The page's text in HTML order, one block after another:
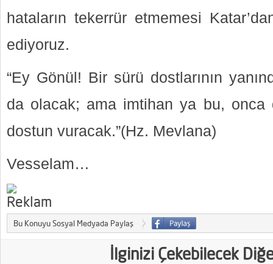
hataların tekerrür etmemesi
ediyoruz.
“Ey Gönül! Bir sürü dostlarının
da olacak; ama imtihan ya bu, onca
dostun vuracak.”(Hz. Mevlana)
Vesselam…
Bu Konuyu Sosyal Medyada Paylaş
İlginizi Çekebilecek